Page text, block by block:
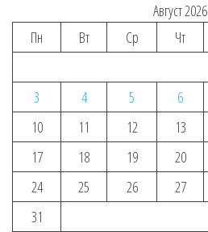
Август 2026
Пн
Вт Ср Чт
3
4 5 6
10
11 12 13
17
18 19 20
24
25 26 27
31